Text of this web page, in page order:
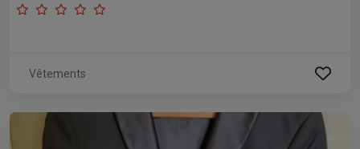
Vêtements